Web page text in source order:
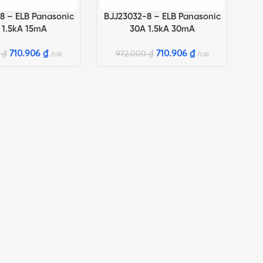
HÀNG
– ELB Panasonic
15mA
₫ 710.906 ₫ cái
THÊM VÀO GIỎ HÀNG
BJJ23032-8 – ELB Panasonic
30A 1.5kA 30mA
972.000₫ 710.906 ₫ cái